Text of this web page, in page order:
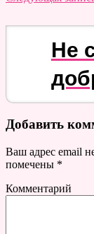
Не
Добавить
Ваш адрес email
помечены *
Комментарий